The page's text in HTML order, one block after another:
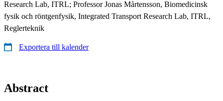
Research Lab, ITRL; Professor Jonas Mårtensson, Biomedicinsk
fysik och röntgenfysik, Integrated Transport Research Lab, ITRL,
Reglerteknik
Exportera till kalender
Abstract